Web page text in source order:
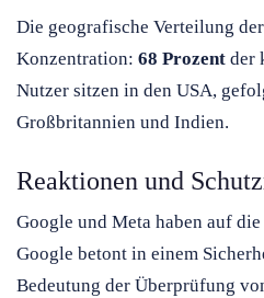
Die geografische Verteilung
Konzentration: 68 Prozent der
Nutzer sitzen in den USA,
Großbritannien und Indien.
Reaktionen und
Google und Meta haben auf
Google betont in einem
Bedeutung der Überprüfung